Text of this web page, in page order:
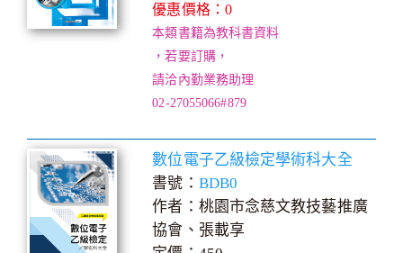
優惠價格：0
本類書籍為教科書資料
，若要訂購，
請洽內勤業務助理
02-27055066#879
數位電子乙級檢定學術科大全
書號： BDB0
作者：桃園市念慈文教技藝推廣
協會、張載享